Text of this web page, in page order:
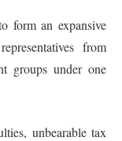
form an expansive
from
groups under one
unbearable tax